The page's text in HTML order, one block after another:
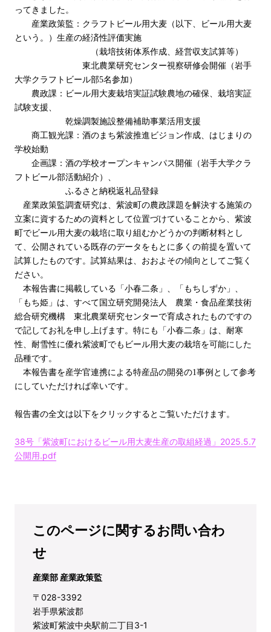
ってきました。
産業政策監：クラフトビール用大麦（以下、ビール用大麦
という。）生産の経済性評価実施
（栽培技術体系作成、経営収支試算等）
東北農業研究センター視察研修会開催（岩手
大学クラフトビール部5名参加）
農政課：ビール用大麦栽培実証試験農地の確保、栽培実証
試験支援、
乾燥調製施設整備補助事業活用支援
商工観光課：酒のまち紫波推進ビジョン作成、はじまりの
学校始動
企画課：酒の学校オープンキャンパス開催（岩手大学クラ
フトビール部活動紹介）、
ふるさと納税返礼品登録
産業政策監調査研究は、紫波町の農政課題を解決する施策の
立案に資するための資料として位置づけていることから、紫波
町でビール用大麦の栽培に取り組むかどうかの判断材料とし
て、公開されている既存のデータをもとに多くの前提を置いて
試算したものです。試算結果は、おおよその傾向としてご覧く
ださい。
本報告書に掲載している「小春二条」、「もちしずか」、
「もち姫」は、すべて国立研究開発法人 農業・食品産業技術
総合研究機構 東北農業研究センターで育成されたものですの
で記してお礼を申し上げます。特にも「小春二条」は、耐寒
性、耐雪性に優れ紫波町でもビール用大麦の栽培を可能にした
品種です。
本報告書を産学官連携による特産品の開発の1事例として参考
にしていただければ幸いです。
報告書の全文は以下をクリックするとご覧いただけます。
38号「紫波町におけるビール用大麦生産の取組経過」2025.5.7
公開用.pdf
このページに関するお問い合わ
せ
産業部 産業政策監
〒028-3392
岩手県紫波郡
紫波町紫波中央駅前二丁目3-1